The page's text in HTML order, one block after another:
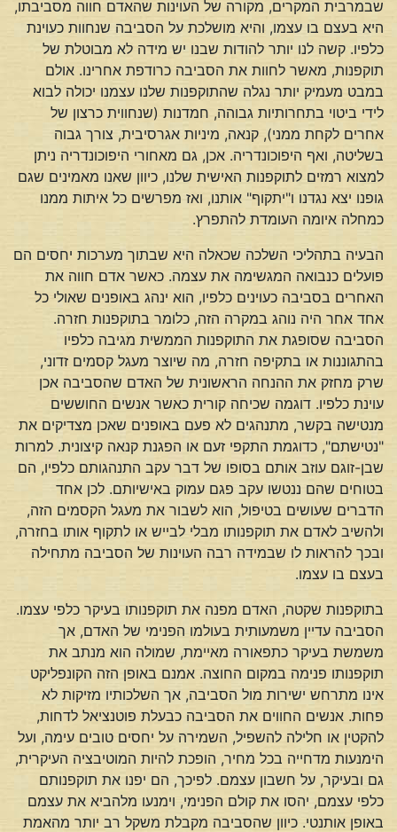
שבמרבית המקרים, מקורה של העוינות שהאדם חווה מסביבתו,
היא בעצם בו עצמו, והיא מושלכת על הסביבה שנחוות כעוינת
כלפיו. קשה לנו יותר להודות שבנו יש מידה לא מבוטלת של
תוקפנות, מאשר לחוות את הסביבה כרודפת אחרינו. אולם
במבט מעמיק יותר נגלה שהתוקפנות שלנו עצמנו יכולה לבוא
לידי ביטוי בתחרותיות גבוהה, חמדנות (שנחווית כרצון של
אחרים לקחת ממני), קנאה, מיניות אגרסיבית, צורך גבוה
בשליטה, ואף היפוכונדריה. אכן, גם מאחורי היפוכונדריה ניתן
למצוא רמזים לתוקפנות האישית שלנו, כיוון שאנו מאמינים שגם
גופנו יצא נגדנו ו"יתקוף" אותנו, ואז מפרשים כל איתות ממנו
כמחלה איומה העומדת להתפרץ.
הבעיה בתהליכי השלכה שכאלה היא שבתוך מערכות יחסים הם
פועלים כנבואה המגשימה את עצמה. כאשר אדם חווה את
האחרים בסביבה כעוינים כלפיו, הוא ינהג באופנים שאולי כל
אחד אחר היה נוהג במקרה הזה, כלומר בתוקפנות חזרה.
הסביבה שסופגת את התוקפנות הממשית מגיבה כלפיו
בהתגוננות או בתקיפה חזרה, מה שיוצר מעגל קסמים זדוני,
שרק מחזק את ההנחה הראשונית של האדם שהסביבה אכן
עוינת כלפיו. דוגמה שכיחה קורית כאשר אנשים החוששים
מנטישה בקשר, מתנהגים לא פעם באופנים שאכן מצדיקים את
"נטישתם", כדוגמת התקפי זעם או הפגנת קנאה קיצונית. למרות
שבן-זוגם עוזב אותם בסופו של דבר עקב התנהגותם כלפיו, הם
בטוחים שהם ננטשו עקב פגם עמוק באישיותם. לכן אחד
הדברים שעושים בטיפול, הוא לשבור את מעגל הקסמים הזה,
ולהשיב לאדם את תוקפנותו מבלי לבייש או לתקוף אותו בחזרה,
ובכך להראות לו שבמידה רבה העוינות של הסביבה מתחילה
בעצם בו עצמו.
בתוקפנות שקטה, האדם מפנה את תוקפנותו בעיקר כלפי עצמו.
הסביבה עדיין משמעותית בעולמו הפנימי של האדם, אך
משמשת בעיקר כתפאורה מאיימת, שמולה הוא מנתב את
תוקפנותו פנימה במקום החוצה. אמנם באופן הזה הקונפליקט
אינו מתרחש ישירות מול הסביבה, אך השלכותיו מזיקות לא
פחות. אנשים החווים את הסביבה כבעלת פוטנציאל לדחות,
להקטין או חלילה להשפיל, השמירה על יחסים טובים עימה, ועל
הימנעות מדחייה בכל מחיר, הופכת להיות המוטיבציה העיקרית,
גם ובעיקר, על חשבון עצמם. לפיכך, הם יפנו את תוקפנותם
כלפי עצמם, יהסו את קולם הפנימי, וימנעו מלהביא את עצמם
באופן אותנטי. כיוון שהסביבה מקבלת משקל רב יותר מהאמת